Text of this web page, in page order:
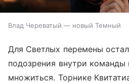
Влад Череватый — новый Темный
Для Светлых перемены
подозрения внутри
множиться. Торнике